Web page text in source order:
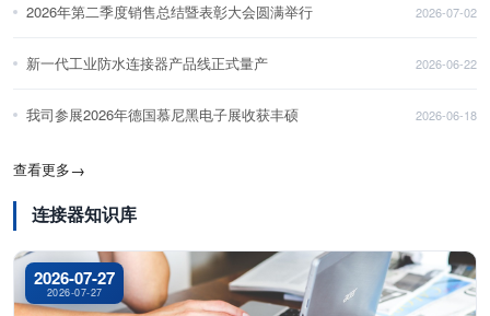
2026年第二季度销售总结暨表彰大会圆满举行 2026-07-02
新一代工业防水连接器产品线正式量产 2026-06-22
我司参展2026年德国慕尼黑电子展收获丰硕 2026-06-18
查看更多→
连接器知识库
2026-07-27
2026-07-27